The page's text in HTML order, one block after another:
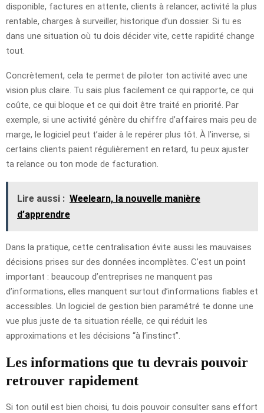
disponible, factures en attente, clients à relancer, activité la plus
rentable, charges à surveiller, historique d’un dossier. Si tu es
dans une situation où tu dois décider vite, cette rapidité change
tout.
Concrètement, cela te permet de piloter ton activité avec une
vision plus claire. Tu sais plus facilement ce qui rapporte, ce qui
coûte, ce qui bloque et ce qui doit être traité en priorité. Par
exemple, si une activité génère du chiffre d’affaires mais peu de
marge, le logiciel peut t’aider à le repérer plus tôt. À l’inverse, si
certains clients paient régulièrement en retard, tu peux ajuster
ta relance ou ton mode de facturation.
Lire aussi : Weelearn, la nouvelle manière
d’apprendre
Dans la pratique, cette centralisation évite aussi les mauvaises
décisions prises sur des données incomplètes. C’est un point
important : beaucoup d’entreprises ne manquent pas
d’informations, elles manquent surtout d’informations fiables et
accessibles. Un logiciel de gestion bien paramétré te donne une
vue plus juste de ta situation réelle, ce qui réduit les
approximations et les décisions “à l’instinct”.
Les informations que tu devrais pouvoir
retrouver rapidement
Si ton outil est bien choisi, tu dois pouvoir consulter sans effort